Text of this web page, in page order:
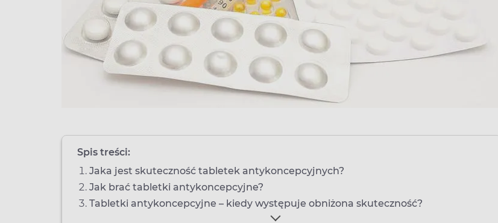
Spis treści:
Jaka jest skuteczność tabletek antykoncepcyjnych?
Jak brać tabletki antykoncepcyjne?
Tabletki antykoncepcyjne – kiedy występuje obniżona skuteczność?